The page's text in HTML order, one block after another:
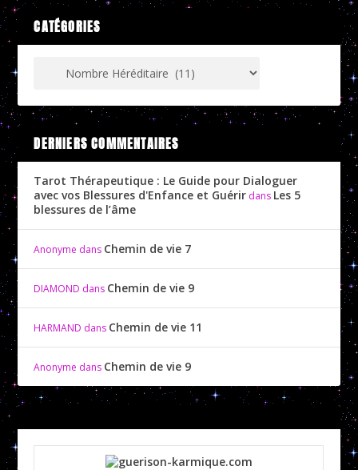
CATÉGORIES
DERNIERS COMMENTAIRES
Tarot Thérapeutique : Le Guide pour Dialoguer
avec vos Blessures d'Enfance et Guérir dans Les 5
blessures de l’âme
Anonyme dans Chemin de vie 7
DIAMOND dans Chemin de vie 9
HARMAND dans Chemin de vie 11
Anonyme dans Chemin de vie 9